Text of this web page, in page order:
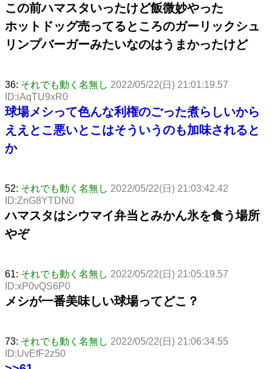
この前ハマスタいったけど飯微妙やった
ホットドッグ売ってるところのガーリックシュ
リンプバーガーみたいなのはうまかったけど
36: それでも動く名無し 2022/05/22(日) 21:01:19.57
ID:iAqTU9xR0
球場メシって色んな利権のごった煮らしいから
ええとこ悪いとこはそういうのも加味されると
か
52: それでも動く名無し 2022/05/22(日) 21:03:42.42
ID:ZnG8YTDN0
ハマスタはシウマイ弁当とみかん氷を食う場所
やぞ
61: それでも動く名無し 2022/05/22(日) 21:05:19.57
ID:xP0vQS6P0
メシが一番美味しい球場ってどこ？
73: それでも動く名無し 2022/05/22(日) 21:06:34.55
ID:UvEfF2z50